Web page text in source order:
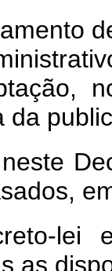
da
lei
as